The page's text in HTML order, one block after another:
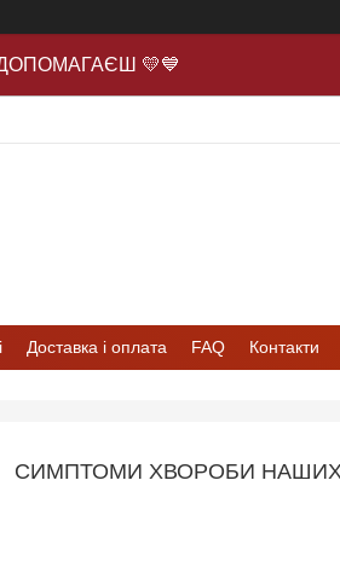
💛💙
Доставка і оплата FAQ Контакти
СИМПТОМИ ХВОРОБИ НАШИХ